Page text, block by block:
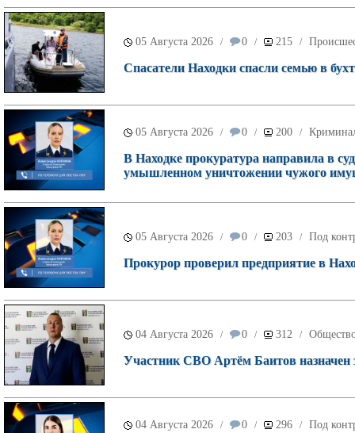
05 Августа 2026 / 0 / 215 /
Спасатели Находки спасли семью в
05 Августа 2026 / 0 / 200 /
В Находке прокуратура направила в
умышленном уничтожении чужого
05 Августа 2026 / 0 / 203 / Под
Прокурор проверил предприятие в
04 Августа 2026 / 0 / 312 /
Участник СВО Артём Баитов назначен
04 Августа 2026 / 0 / 296 / Под